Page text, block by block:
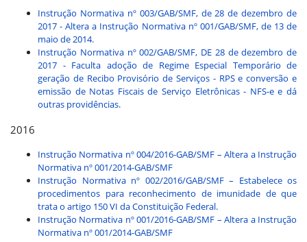
Instrução Normativa nº 003/GAB/SMF, de 28 de dezembro de
2017 - Altera a Instrução Normativa nº 001/GAB/SMF, de 13 de
maio de 2014.
Instrução Normativa nº 002/GAB/SMF, DE 28 de dezembro de
2017 - Faculta adoção de Regime Especial Temporário de
geração de Recibo Provisório de Serviços - RPS e conversão e
emissão de Notas Fiscais de Serviço Eletrônicas - NFS-e e dá
outras providências.
2016
Instrução Normativa nº 004/2016-GAB/SMF – Altera a Instrução
Normativa nº 001/2014-GAB/SMF
Instrução Normativa nº 002/2016/GAB/SMF – Estabelece os
procedimentos para reconhecimento de imunidade de que
trata o artigo 150 VI da Constituição Federal.
Instrução Normativa nº 001/2016-GAB/SMF – Altera a Instrução
Normativa nº 001/2014-GAB/SMF